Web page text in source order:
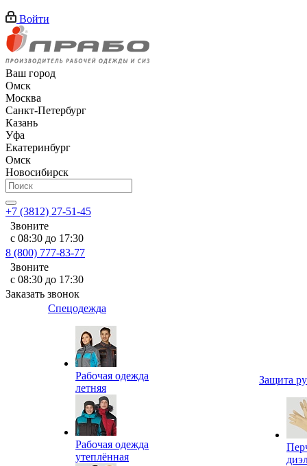
Войти
Ваш город
Омск
Москва
Санкт-Петербург
Казань
Уфа
Екатеринбург
Омск
Новосибирск
+7 (3812) 27-51-45
Звоните
с 08:30 до 17:30
8 (800) 777-83-77
Звоните
с 08:30 до 17:30
Заказать звонок
Спецодежда
Рабочая одежда
летняя
Рабочая одежда
утеплённая
Защита